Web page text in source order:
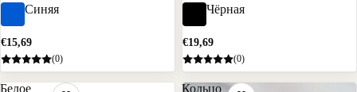
Синяя
€15,69
(0)
Чёрная
€19,69
(0)
Белое
Кольцо